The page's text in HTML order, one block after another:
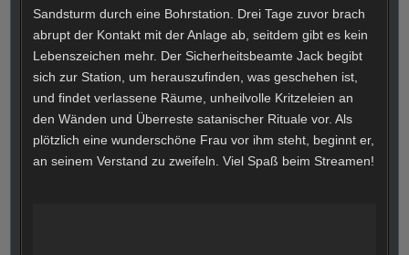
Sandsturm durch eine Bohrstation. Drei Tage zuvor brach
abrupt der Kontakt mit der Anlage ab, seitdem gibt es kein
Lebenszeichen mehr. Der Sicherheitsbeamte Jack begibt
sich zur Station, um herauszufinden, was geschehen ist,
und findet verlassene Räume, unheilvolle Kritzeleien an
den Wänden und Überreste satanischer Rituale vor. Als
plötzlich eine wunderschöne Frau vor ihm steht, beginnt er,
an seinem Verstand zu zweifeln. Viel Spaß beim Streamen!